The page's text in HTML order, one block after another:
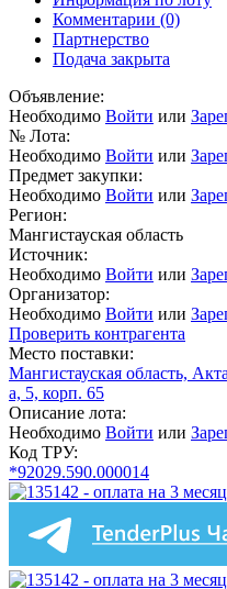
Комментарии (0)
Партнерство
Подача закрыта
Объявление:
Необходимо Войти или
№ Лота:
Необходимо Войти или
Предмет закупки:
Необходимо Войти или
Регион:
Мангистауская область
Источник:
Необходимо Войти или
Организатор:
Необходимо Войти или
Проверить контрагента
Место поставки:
Мангистауская область,
а, 5, корп. 65
Описание лота:
Необходимо Войти или
Код ТРУ:
*92029.590.000014